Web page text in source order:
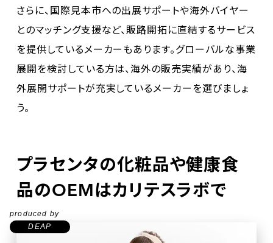
さらに、国際見本市への出展サポートや海外バイヤー
とのマッチング支援など、販路開拓に直結するサービス
を提供しているメーカーもあります。グローバルな事業
展開を検討している方は、海外の販売実績があり、海
外展開サポートが充実しているメーカーを選びましょ
う。
プラセンタの化粧品や健康食
品のOEMはカリテスラボで
produced by
DEAP